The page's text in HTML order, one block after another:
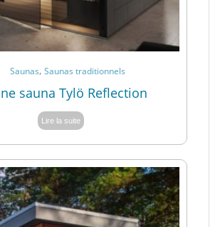
Saunas, Saunas traditionnels
sauna Tylö Reflection
Lire la suite